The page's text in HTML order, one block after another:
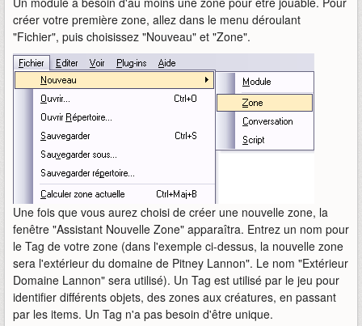
créer votre première zone, allez dans le menu déroulant
"Fichier", puis choisissez "Nouveau" et "Zone".
Une fois que vous aurez choisi de créer une nouvelle zone, la
fenêtre "Assistant Nouvelle Zone" apparaîtra. Entrez un nom pour
le Tag de votre zone (dans l'exemple ci-dessus, la nouvelle zone
sera l'extérieur du domaine de Pitney Lannon". Le nom "Extérieur
Domaine Lannon" sera utilisé). Un Tag est utilisé par le jeu pour
identifier différents objets, des zones aux créatures, en passant
par les items. Un Tag n'a pas besoin d'être unique.